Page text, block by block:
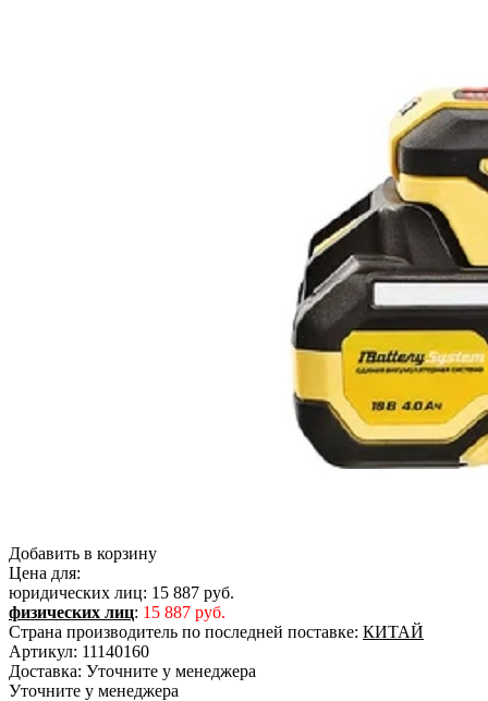
Добавить в корзину
Цена для:
юридических лиц: 15 887 руб.
физических лиц: 15 887 руб.
Страна производитель по последней поставке: КИТАЙ
Артикул: 11140160
Доставка: Уточните у менеджера
Уточните у менеджера